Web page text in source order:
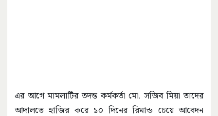
এর আগে মামলাটির তদন্ত কর্মকর্তা মো. সজিব মিয়া তাদের
আদালতে হাজির করে ১০ দিনের রিমান্ড চেয়ে আবেদন